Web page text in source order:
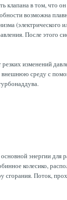
клапана в том, что
возможна
(электрического
После этого
изменений
внешнюю среду с
энергии для
колесико,
сгорания. Поток,